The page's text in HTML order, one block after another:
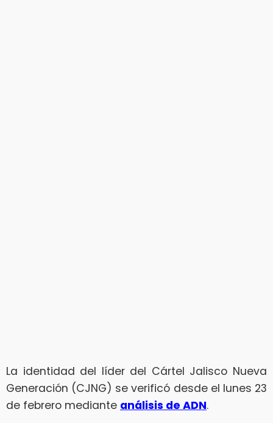
La identidad del líder del Cártel Jalisco Nueva
Generación (CJNG) se verificó desde el lunes 23
de febrero mediante análisis de ADN.